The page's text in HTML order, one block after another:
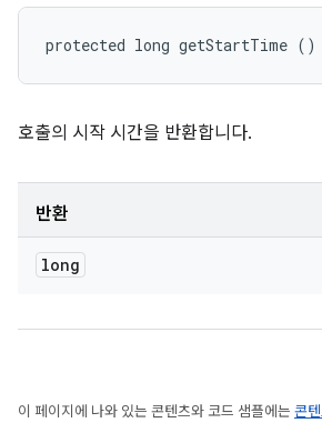
protected long getStartTime ()
호출의 시작 시간을 반환합니다.
반환
long
이 페이지에 나와 있는 콘텐츠와 코드 샘플에는 콘